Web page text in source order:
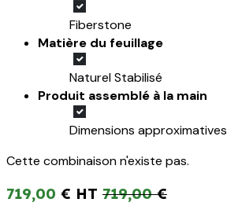
Fiberstone
Matière du feuillage
Naturel Stabilisé
Produit assemblé à la main
Dimensions approximatives
Cette combinaison n'existe pas.
719,00 € 719,00€